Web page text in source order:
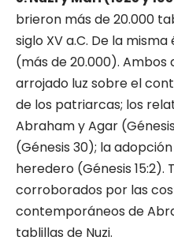
brieron más de 20.000
siglo XV a.C. De la
(más de 20.000).
arrojado luz sobre el
de los patriarcas; los
Abraham y Agar
(Génesis 30); la
heredero (Génesis 15:2).
corroborados por las
contemporáneos de
tablillas de Nuzi.